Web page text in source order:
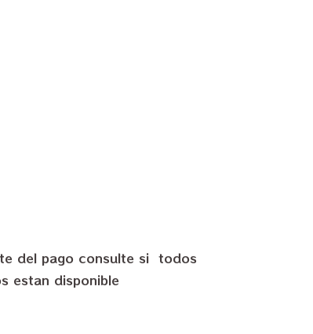
del pago consulte si todos
estan disponible